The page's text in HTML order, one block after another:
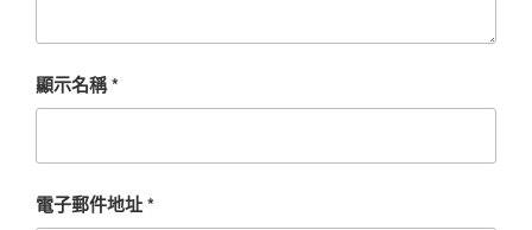
顯示名稱*
電子郵件地址*